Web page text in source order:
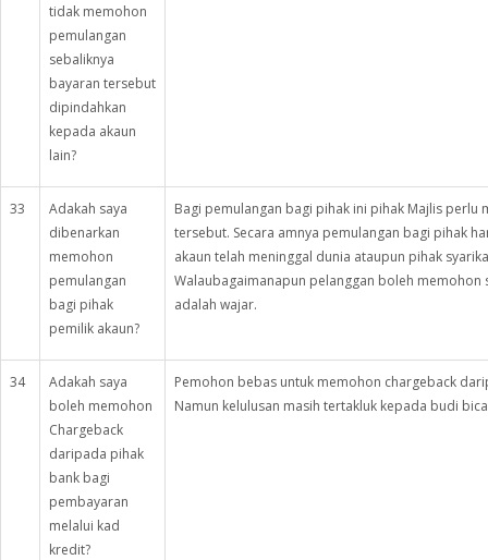
tidak memohon
pemulangan
sebaliknya
bayaran tersebut
dipindahkan
kepada akaun
lain?
33
Adakah saya
dibenarkan
memohon
pemulangan
bagi pihak
pemilik akaun?
Bagi pemulangan bagi pihak ini pihak Majlis perlu
tersebut. Secara amnya pemulangan bagi pihak
akaun telah meninggal dunia ataupun pihak
Walaubagaimanapun pelanggan boleh
adalah wajar.
34
Adakah saya
boleh memohon
Chargeback
daripada pihak
bank bagi
pembayaran
melalui kad
kredit?
Pemohon bebas untuk memohon chargeback
Namun kelulusan masih tertakluk kepada budi